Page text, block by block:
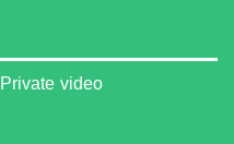
Private video